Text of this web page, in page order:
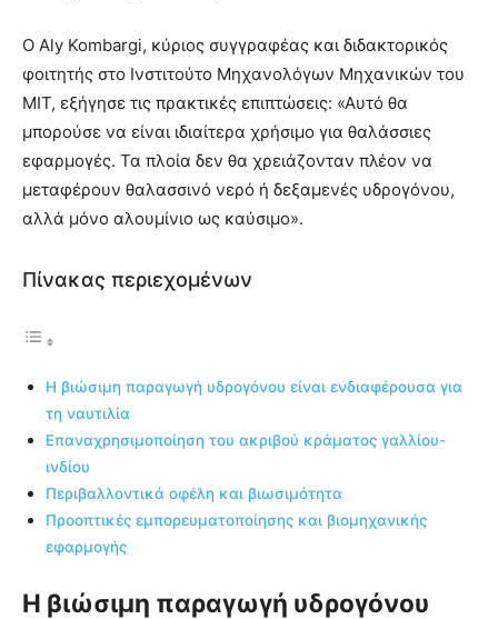
Ο Aly Kombargi, κύριος συγγραφέας και διδακτορικός
φοιτητής στο Ινστιτούτο Μηχανολόγων Μηχανικών του
MIT, εξήγησε τις πρακτικές επιπτώσεις: «Αυτό θα
μπορούσε να είναι ιδιαίτερα χρήσιμο για θαλάσσιες
εφαρμογές. Τα πλοία δεν θα χρειάζονταν πλέον να
μεταφέρουν θαλασσινό νερό ή δεξαμενές υδρογόνου,
αλλά μόνο αλουμίνιο ως καύσιμο».
Πίνακας περιεχομένων
Η βιώσιμη παραγωγή υδρογόνου είναι ενδιαφέρουσα για
τη ναυτιλία
Επαναχρησιμοποίηση του ακριβού κράματος γαλλίου-
ινδίου
Περιβαλλοντικά οφέλη και βιωσιμότητα
Προοπτικές εμπορευματοποίησης και βιομηχανικής
εφαρμογής
Η βιώσιμη παραγωγή υδρογόνου